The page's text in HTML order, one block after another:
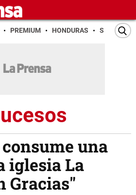
PREMIUM HONDURAS SAN PEDRO
una
iglesia La
Gracias"